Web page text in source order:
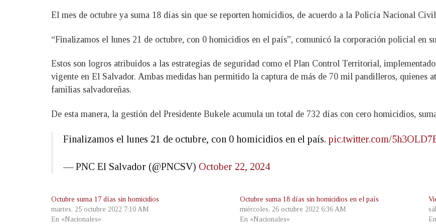
El mes de octubre ya suma 18 días sin que se reporten homicidios, de acuerdo a la Policía Nacional
“Finalizamos el lunes 21 de octubre, con 0 homicidios en el país”, comunicó la corporación policial en
Estos son logros atribuidos a las estrategias de seguridad como el Plan Control Territorial,
vigente en El Salvador. Ambas medidas han permitido la captura de más de 70 mil pandilleros, quienes
familias salvadoreñas.
De esta manera, la gestión del Presidente Bukele acumula un total de 732 días con cero homicidios,
Finalizamos el lunes 21 de octubre, con 0 homicidios en el país. pic.twitter.com/
— PNC El Salvador (@PNCSV) October 22, 2024
Octubre suma 17 días sin homicidios
martes, 25 octubre 2022 7:10 AM
En «Nacionales»
Octubre suma 18 días sin homicidios en el país
miércoles, 26 octubre 2022 6:36 AM
En «Nacionales»